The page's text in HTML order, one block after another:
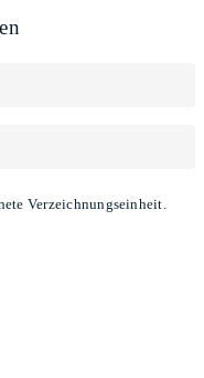
Verzeichnungseinheit.